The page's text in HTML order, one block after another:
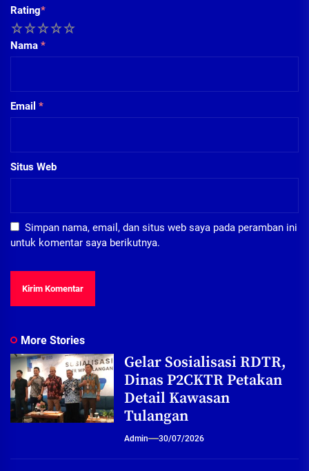
Rating*
5
4
3
2
Nama *
Email *
Situs Web
Simpan nama, email, dan situs web saya pada peramban ini
untuk komentar saya berikutnya.
More Stories
Gelar Sosialisasi RDTR,
Dinas P2CKTR Petakan
Detail Kawasan
Tulangan
Admin 30/07/2026